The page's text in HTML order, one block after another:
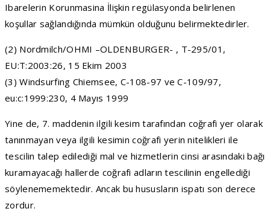
Ibarelerin Korunmasina İlişkin regülasyonda belirlenen
koşullar sağlandığında mümkün olduğunu belirmektedirler.
(2) Nordmilch/OHMI –OLDENBURGER- , T-295/01,
EU:T:2003:26, 15 Ekim 2003
(3) Windsurfing Chiemsee, C-108-97 ve C-109/97,
eu:c:1999:230, 4 Mayıs 1999
Yine de, 7. maddenin ilgili kesim tarafından coğrafi yer olarak
tanınmayan veya ilgili kesimin coğrafi yerin nitelikleri ile
tescilin talep edilediği mal ve hizmetlerin cinsi arasındaki bağı
kuramayacağı hallerde coğrafi adların tescilinin engellediği
söylenememektedir. Ancak bu hususların ispatı son derece
zordur.